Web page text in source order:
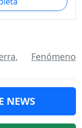
, Fenómeno
NEWS